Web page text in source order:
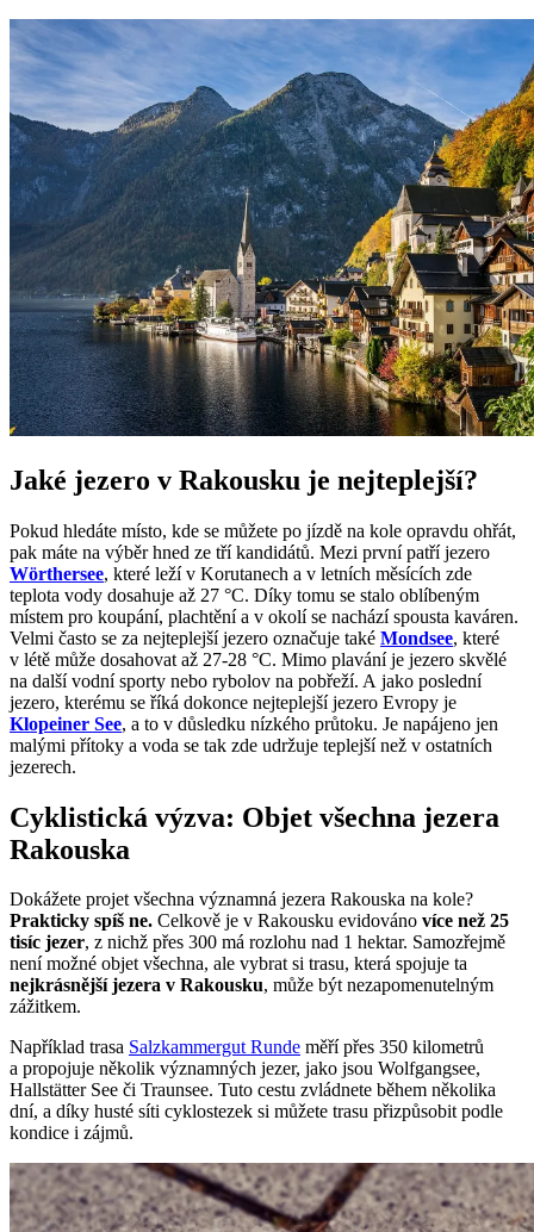
Jaké jezero v Rakousku je nejteplejší?
Pokud hledáte místo, kde se můžete po jízdě na kole opravdu ohřát,
pak máte na výběr hned ze tří kandidátů. Mezi první patří jezero
Wörthersee, které leží v Korutanech a v letních měsících zde
teplota vody dosahuje až 27 °C. Díky tomu se stalo oblíbeným
místem pro koupání, plachtění a v okolí se nachází spousta kaváren.
Velmi často se za nejteplejší jezero označuje také Mondsee, které
v létě může dosahovat až 27-28 °C. Mimo plavání je jezero skvělé
na další vodní sporty nebo rybolov na pobřeží. A jako poslední
jezero, kterému se říká dokonce nejteplejší jezero Evropy je
Klopeiner See, a to v důsledku nízkého průtoku. Je napájeno jen
malými přítoky a voda se tak zde udržuje teplejší než v ostatních
jezerech.
Cyklistická výzva: Objet všechna jezera
Rakouska
Dokážete projet všechna významná jezera Rakouska na kole?
Prakticky spíš ne. Celkově je v Rakousku evidováno více než 25
tisíc jezer, z nichž přes 300 má rozlohu nad 1 hektar. Samozřejmě
není možné objet všechna, ale vybrat si trasu, která spojuje ta
nejkrásnější jezera v Rakousku, může být nezapomenutelným
zážitkem.
Například trasa Salzkammergut Runde měří přes 350 kilometrů
a propojuje několik významných jezer, jako jsou Wolfgangsee,
Hallstätter See či Traunsee. Tuto cestu zvládnete během několika
dní, a díky husté síti cyklostezek si můžete trasu přizpůsobit podle
kondice i zájmů.